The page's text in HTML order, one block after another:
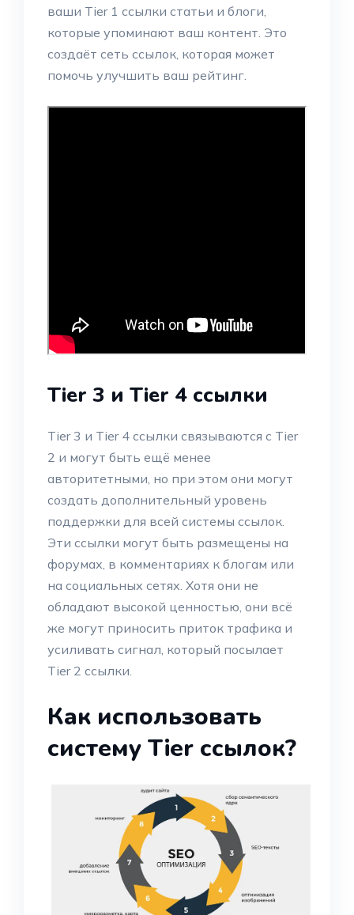
ваши Tier 1 ссылки статьи и блоги,
которые упоминают ваш контент. Это
создаёт сеть ссылок, которая может
помочь улучшить ваш рейтинг.
Tier 3 и Tier 4 ссылки
Tier 3 и Tier 4 ссылки связываются с Tier
2 и могут быть ещё менее
авторитетными, но при этом они могут
создать дополнительный уровень
поддержки для всей системы ссылок.
Эти ссылки могут быть размещены на
форумах, в комментариях к блогам или
на социальных сетях. Хотя они не
обладают высокой ценностью, они всё
же могут приносить приток трафика и
усиливать сигнал, который посылает
Tier 2 ссылки.
Как использовать
систему Tier ссылок?